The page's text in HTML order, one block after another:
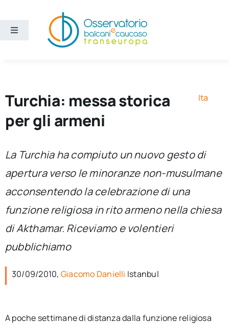
contenuto
Toggle
Ricerca e divulgazione
Sezioni
Chi siamo
per:
Turchia: messa storica
per gli armeni
Ita
La Turchia ha compiuto un nuovo gesto di
apertura verso le minoranze non-musulmane
acconsentendo la celebrazione di una
funzione religiosa in rito armeno nella chiesa
di Akthamar. Riceviamo e volentieri
pubblichiamo
30/09/2010, Giacomo Danielli Istanbul
A poche settimane di distanza dalla funzione religiosa